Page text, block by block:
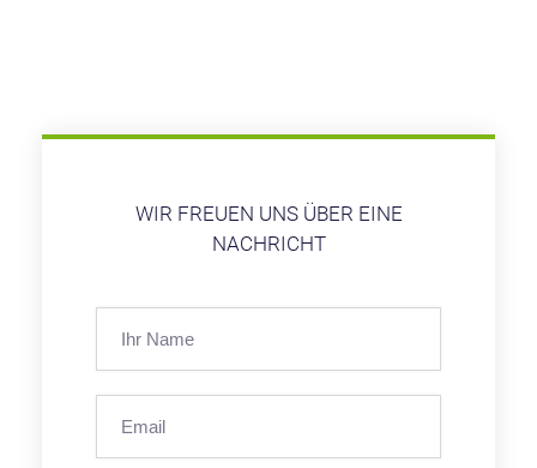
WIR FREUEN UNS ÜBER EINE
NACHRICHT